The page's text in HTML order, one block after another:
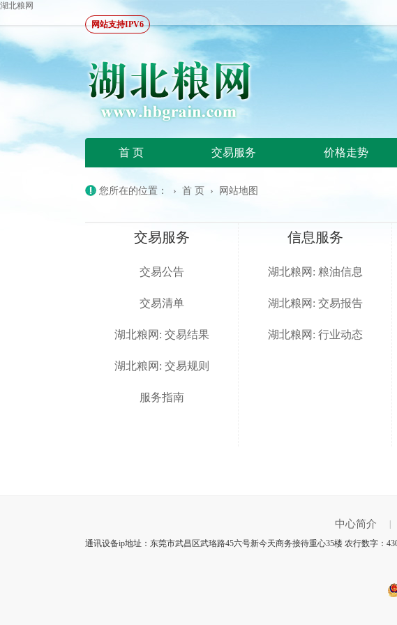
湖北粮网
网站支持IPV6
首 页 交易服务 价格走势
您所在的位置： › 首 页 › 网站地图
交易服务
交易公告
交易清单
湖北粮网: 交易结果
湖北粮网: 交易规则
服务指南
信息服务
湖北粮网: 粮油信息
湖北粮网: 交易报告
湖北粮网: 行业动态
中心简介
通讯设备ip地址：东莞市武昌区武珞路45六号新今天商务接待重心35楼 农行数字：